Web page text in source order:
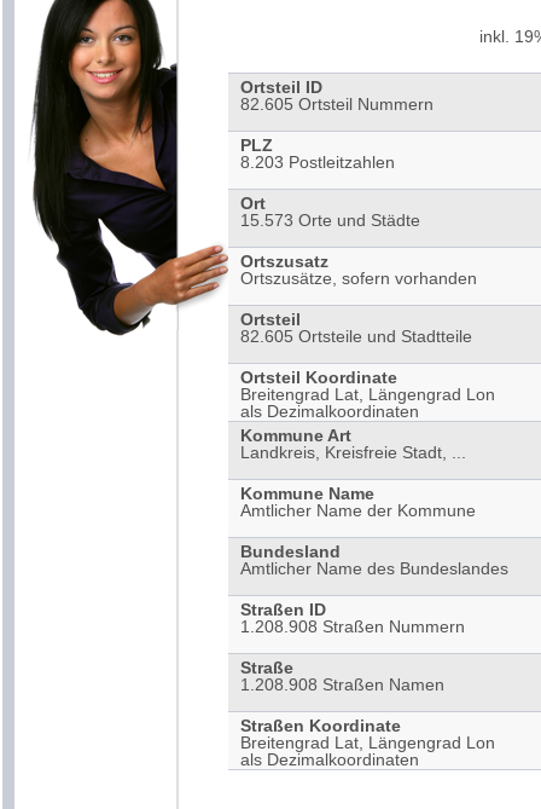
inkl.
Ortsteil ID
82.605 Ortsteil Nummern
PLZ
8.203 Postleitzahlen
Ort
15.573 Orte und Städte
Ortszusatz
Ortszusätze, sofern vorhanden
Ortsteil
82.605 Ortsteile und Stadtteile
Ortsteil Koordinate
Breitengrad Lat Längengrad Lon
als Dezimalkoordinaten
Kommune Art
Landkreis , Kreisfreie Stadt
Kommune Name
Amtlicher Name der Kommune
Bundesland
Amtlicher Name des Bundeslandes
Straßen ID
1.208.908 Straßen Nummern
Straße
1.208.908 Straßen Namen
Straßen Koordinate
Breitengrad Lat Längengrad Lon
als Dezimalkoordinaten